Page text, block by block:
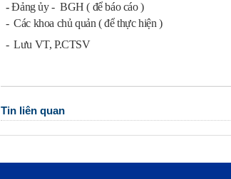
-Đảng ủy - BGH ( để báo cáo )
- Các khoa chủ quản ( để thực hiện )
- Lưu VT, P.CTSV
Tin liên quan